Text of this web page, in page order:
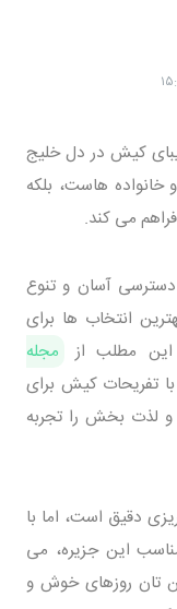
کیش در دل خلیج
هاست، بلکه
می کند.
آسان و تنوع
انتخاب ها برای
مطلب از
مجله
تفریحات کیش برای
و لذت بخش را تجربه
دقیق است، اما با
این جزیره، می
تان روزهای خوش و